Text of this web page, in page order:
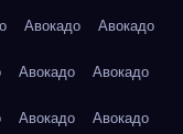
Авокадо Авокадо
Авокадо Авокадо
Авокадо Авокадо